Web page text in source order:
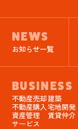
NEWS
お知らせ一覧
BUSINESS
不動産売却建築
不動産購入宅地開発
資産管理
サービス
賃貸仲介